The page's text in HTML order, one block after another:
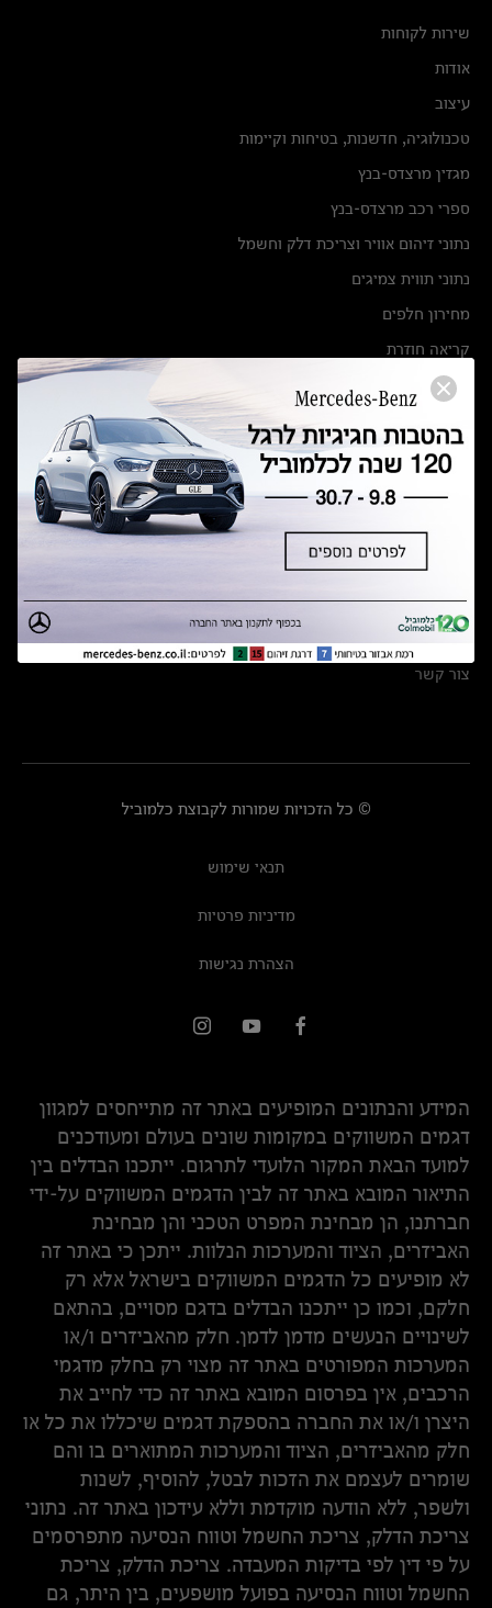
שירות לקוחות
אודות
עיצוב
טכנולוגיה, חדשנות, בטיחות וקיימות
מגזין מרצדס-בנץ
ספרי רכב מרצדס-בנץ
נתוני זיהום אוויר וצריכת דלק וחשמל
נתוני תווית צמיגים
מחירון חלפים
קריאה חוזרת
הודעה על הטבות לרכבי מרצדס בהסדר פשרה בתצ 56447-02-19
תקנון ימי מכירות 120 לכלמוביל
מצאו אותנו
אולמות תצוגה
מרכזי שירות
צור קשר
© כל הזכויות שמורות לקבוצת כלמוביל
תנאי שימוש
מדיניות פרטיות
הצהרת נגישות
המידע והנתונים המופיעים באתר זה מתייחסים למגוון
דגמים המשווקים במקומות שונים בעולם ומעודכנים
למועד הבאת המקור הלועדי לתרגום. ייתכנו הבדלים בין
התיאור המובא באתר זה לבין הדגמים המשווקים על-ידי
חברתנו, הן מבחינת המפרט הטכני והן מבחינת
האביזרים, הציוד והמערכות הנלוות. ייתכן כי באתר זה
לא מופיעים כל הדגמים המשווקים בישראל אלא רק
חלקם, וכמו כן ייתכנו הבדלים בדגם מסויים, בהתאם
לשינויים הנעשים מדמן לדמן. חלק מהאביזרים ו/או
המערכות המפורטים באתר זה מצוי רק בחלק מדגמי
הרכבים, אין בפרסום המובא באתר זה כדי לחייב את
היצרן ו/או את החברה בהספקת דגמים שיכללו את כל או
חלק מהאביזרים, הציוד והמערכות המתוארים בו והם
שומרים לעצמם את הזכות לבטל, להוסיף, לשנות
ולשפר, ללא הודעה מוקדמת וללא עידכון באתר זה. נתוני
צריכת הדלק, צריכת החשמל וטווח הנסיעה מתפרסמים
על פי דין לפי בדיקות המעבדה. צריכת הדלק, צריכת
החשמל וטווח הנסיעה בפועל מושפעים, בין היתר, גם